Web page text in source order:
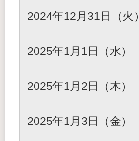
2024年12月31日（火）
2025年1月1日（水）
2025年1月2日（木）
2025年1月3日（金）